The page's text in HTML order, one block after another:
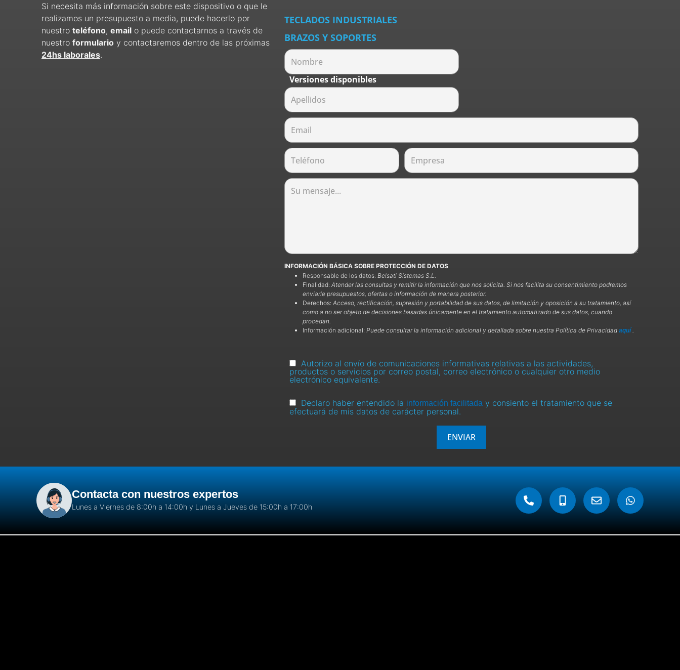
Si necesita más información sobre este dispositivo o que le
realizamos un presupuesto a media, puede hacerlo por
nuestro teléfono, email o puede contactarnos a través de
nuestro formulario y contactaremos dentro de las próximas
24hs laborales.
TECLADOS INDUSTRIALES
BRAZOS Y SOPORTES
Versiones disponibles
INFORMACIÓN BÁSICA SOBRE PROTECCIÓN DE DATOS
Responsable de los datos: Belsati Sistemas S.L.
Finalidad: Atender las consultas y remitir la información que nos solicita. Si nos facilita su consentimiento podremos
enviarle presupuestos, ofertas o información de manera posterior.
Derechos: Acceso, rectificación, supresión y portabilidad de sus datos, de limitación y oposición a su tratamiento, así
como a no ser objeto de decisiones basadas únicamente en el tratamiento automatizado de sus datos, cuando
procedan.
Información adicional: Puede consultar la información adicional y detallada sobre nuestra Política de Privacidad aquí
Autorizo al envío de comunicaciones informativas relativas a las actividades,
productos o servicios por correo postal, correo electrónico o cualquier otro medio
electrónico equivalente.
Declaro haber entendido la información facilitada y consiento el tratamiento que se
efectuará de mis datos de carácter personal.
ENVIAR
Contacta con nuestros expertos
Lunes a Viernes de 8:00h a 14:00h y Lunes a Jueves de 15:00h a 17:00h